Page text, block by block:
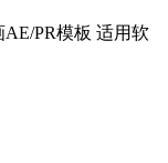
PR模板 适用软